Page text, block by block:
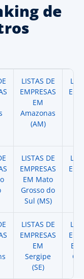
de
LISTAS DE
EMPRESAS
EM
Amazonas
(AM)
LISTAS DE
EMPRESAS
EM Mato
Grosso do
Sul (MS)
LISTAS DE
EMPRESAS
EM
Sergipe
(SE)
EM